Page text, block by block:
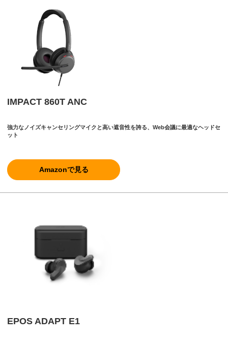
IMPACT 860T ANC
強力なノイズキャンセリングマイクと高い遮音性を誇る、Web会議に最適なヘッドセ
ット
Amazonで見る
EPOS ADAPT E1